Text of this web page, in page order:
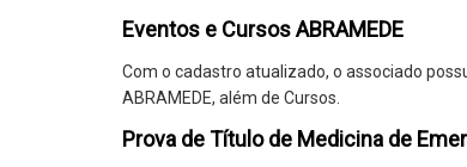
Eventos e Cursos ABRAMEDE
Com o cadastro atualizado, o associado
ABRAMEDE, além de Cursos.
Prova de Título de Medicina de